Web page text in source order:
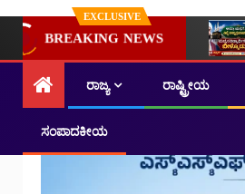
EXCLUSIVE
BREAKING NEWS
ರಾಜ್ಯ ರಾಷ್ಟ್ರೀಯ
ಸಂಪಾದಕೀಯ